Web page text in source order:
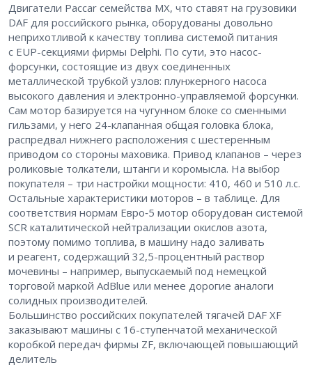
Двигатели Paccar семейства MX, что ставят на грузовики
DAF для российского рынка, оборудованы довольно
неприхотливой к качеству топлива системой питания
с EUP-секциями фирмы Delphi. По сути, это насос-
форсунки, состоящие из двух соединенных
металлической трубкой узлов: плунжерного насоса
высокого давления и электронно-управляемой форсунки.
Сам мотор базируется на чугунном блоке со сменными
гильзами, у него 24-клапанная общая головка блока,
распредвал нижнего расположения с шестеренным
приводом со стороны маховика. Привод клапанов – ​через
роликовые толкатели, штанги и коромысла. На выбор
покупателя – ​три настройки мощности: 410, 460 и 510 л.с.
Остальные характеристики моторов – ​в таблице. Для
соответствия нормам Евро‑5 мотор оборудован системой
SCR каталитической нейтрализации окислов азота,
поэтому помимо топлива, в машину надо заливать
и реагент, содержащий 32,5-процентный раствор
мочевины – ​например, выпускаемый под немецкой
торговой маркой AdBlue или менее дорогие аналоги
солидных производителей.
Большинство российских покупателей тягачей DAF XF
заказывают машины с 16-ступенчатой механической
коробкой передач фирмы ZF, включающей повышающий
делитель